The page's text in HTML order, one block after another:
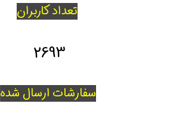
تعداد کاربران
سفارشات ارسال شده
2693